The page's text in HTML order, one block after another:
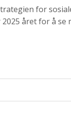
for
året for å se